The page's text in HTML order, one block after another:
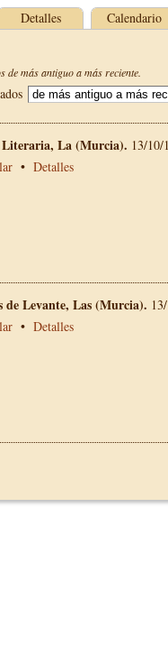
Detalles Calendario
de más antiguo a más reciente.
La (Murcia). 13/10/
• Detalles
de Levante, Las (Murcia).
• Detalles